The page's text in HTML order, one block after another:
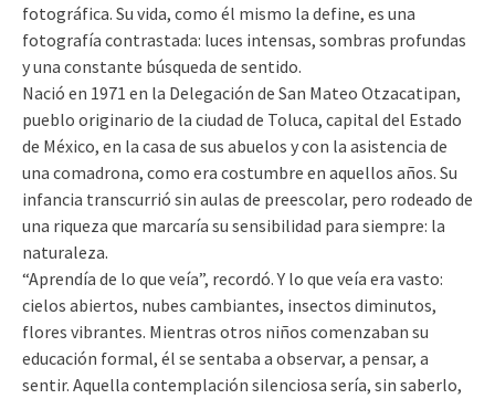
fotográfica. Su vida, como él mismo la define, es una
fotografía contrastada: luces intensas, sombras profundas
y una constante búsqueda de sentido.
Nació en 1971 en la Delegación de San Mateo Otzacatipan,
pueblo originario de la ciudad de Toluca, capital del Estado
de México, en la casa de sus abuelos y con la asistencia de
una comadrona, como era costumbre en aquellos años. Su
infancia transcurrió sin aulas de preescolar, pero rodeado de
una riqueza que marcaría su sensibilidad para siempre: la
naturaleza.
“Aprendía de lo que veía”, recordó. Y lo que veía era vasto:
cielos abiertos, nubes cambiantes, insectos diminutos,
flores vibrantes. Mientras otros niños comenzaban su
educación formal, él se sentaba a observar, a pensar, a
sentir. Aquella contemplación silenciosa sería, sin saberlo,